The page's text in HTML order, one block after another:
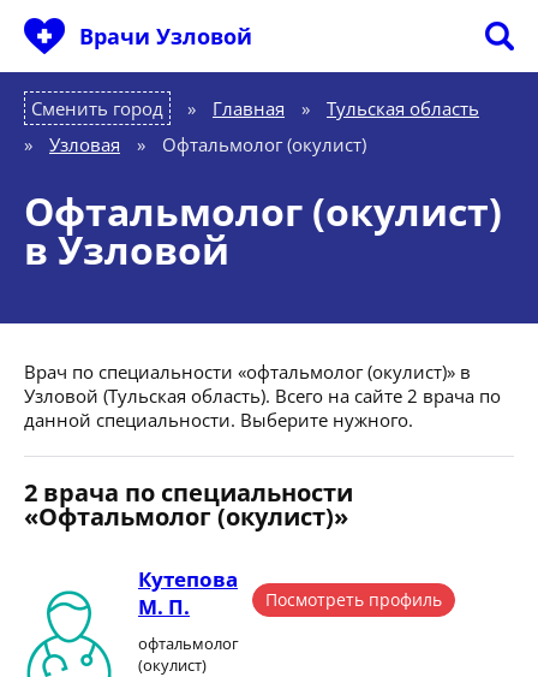
Врачи Узловой
Сменить город Главная »
Тульская область
»
Узловая » Офтальмолог (окулист)
Офтальмолог (окулист)
в Узловой
Врач по специальности «офтальмолог (окулист)» в
Узловой (Тульская область). Всего на сайте 2 врача по
данной специальности. Выберите нужного.
2 врача по специальности
«Офтальмолог (окулист)»
Кутепова
М. П.
офтальмолог
(окулист)
Посмотреть профиль